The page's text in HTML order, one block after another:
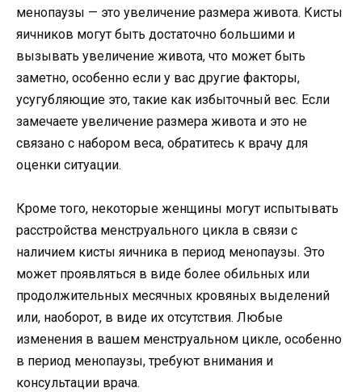
менопаузы — это увеличение размера живота. Кисты
яичников могут быть достаточно большими и
вызывать увеличение живота, что может быть
заметно, особенно если у вас другие факторы,
усугубляющие это, такие как избыточный вес. Если
замечаете увеличение размера живота и это не
связано с набором веса, обратитесь к врачу для
оценки ситуации.
Кроме того, некоторые женщины могут испытывать
расстройства менструального цикла в связи с
наличием кисты яичника в период менопаузы. Это
может проявляться в виде более обильных или
продолжительных месячных кровяных выделений
или, наоборот, в виде их отсутствия. Любые
изменения в вашем менструальном цикле, особенно
в период менопаузы, требуют внимания и
консультации врача.